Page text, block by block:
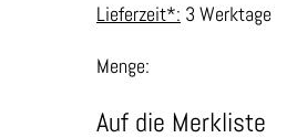
Lieferzeit*: 3 Werktage
Menge:
Auf die Merkliste